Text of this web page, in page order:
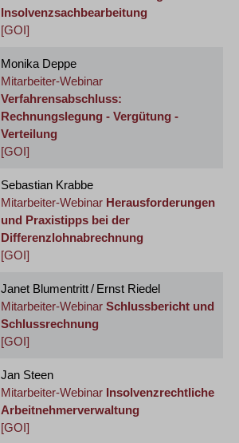
Insolvenzsachbearbeitung
[GOI]
Monika Deppe
Mitarbeiter-Webinar
Verfahrensabschluss:
Rechnungslegung - Vergütung -
Verteilung
[GOI]
Sebastian Krabbe
Mitarbeiter-Webinar Herausforderungen
und Praxistipps bei der
Differenzlohnabrechnung
[GOI]
Janet Blumentritt / Ernst Riedel
Mitarbeiter-Webinar Schlussbericht und
Schlussrechnung
[GOI]
Jan Steen
Mitarbeiter-Webinar Insolvenzrechtliche
Arbeitnehmerverwaltung
[GOI]